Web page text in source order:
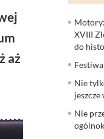
aż
XVIII
do
Nie
Nie